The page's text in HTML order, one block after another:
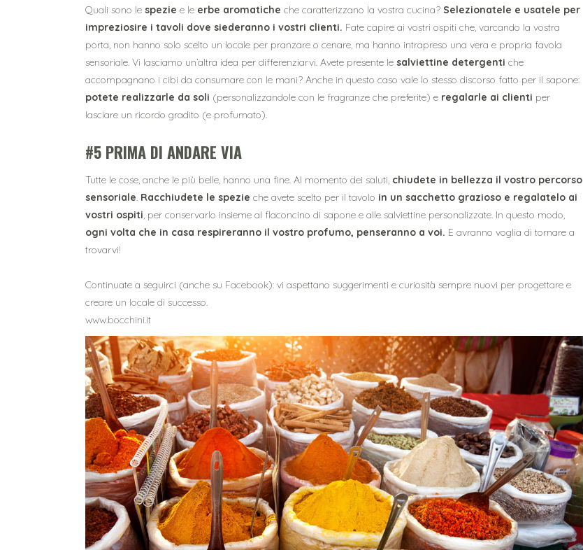
Quali sono le spezie e le erbe aromatiche che caratterizzano la vostra cucina? Selezionatele e usatele per
impreziosire i tavoli dove siederanno i vostri clienti. Fate capire ai vostri ospiti che, varcando la vostra
porta, non hanno solo scelto un locale per pranzare o cenare, ma hanno intrapreso una vera e propria favola
sensoriale. Vi lasciamo un’altra idea per differenziarvi. Avete presente le salviettine detergenti che
accompagnano i cibi da consumare con le mani? Anche in questo caso vale lo stesso discorso fatto per il sapone:
potete realizzarle da soli (personalizzandole con le fragranze che preferite) e regalarle ai clienti per
lasciare un ricordo gradito (e profumato).
#5 PRIMA DI ANDARE VIA
Tutte le cose, anche le più belle, hanno una fine. Al momento dei saluti, chiudete in bellezza il vostro percorso
sensoriale. Racchiudete le spezie che avete scelto per il tavolo in un sacchetto grazioso e regalatelo ai
vostri ospiti, per conservarlo insieme al flaconcino di sapone e alle salviettine personalizzate. In questo modo,
ogni volta che in casa respireranno il vostro profumo, penseranno a voi. E avranno voglia di tornare a
trovarvi!
Continuate a seguirci (anche su Facebook): vi aspettano suggerimenti e curiosità sempre nuovi per progettare e
creare un locale di successo.
www.bocchini.it